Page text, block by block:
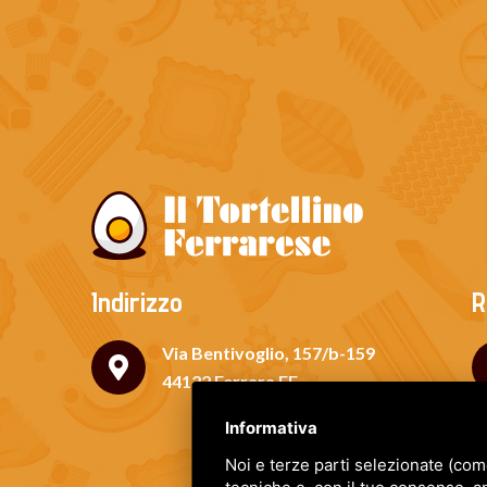
Indirizzo
Via Bentivoglio, 157/b-159
44122 Ferrara FE
Informativa
Noi e terze parti selezionate